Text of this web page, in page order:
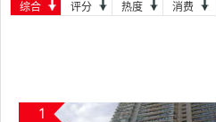
综合 评分 热度 消费
1